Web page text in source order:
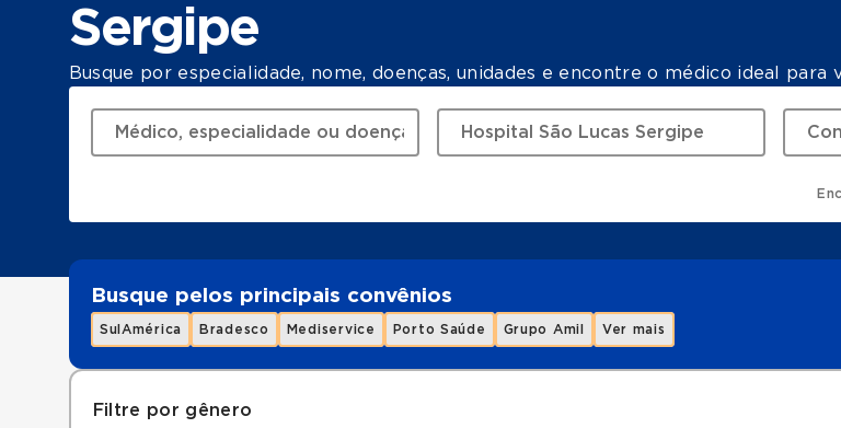
Sergipe
Busque por especialidade, nome, doenças, unidades e encontre o médico ideal para
Busque pelos principais convênios
SulAmérica Bradesco Mediservice Porto Saúde Grupo Amil Ver mais
Filtre por gênero